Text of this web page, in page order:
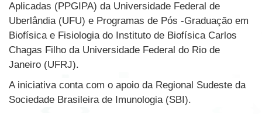
Aplicadas (PPGIPA) da Universidade Federal de
Uberlândia (UFU) e Programas de Pós -Graduação em
Biofísica e Fisiologia do Instituto de Biofísica Carlos
Chagas Filho da Universidade Federal do Rio de
Janeiro (UFRJ).
A iniciativa conta com o apoio da Regional Sudeste da
Sociedade Brasileira de Imunologia (SBI).